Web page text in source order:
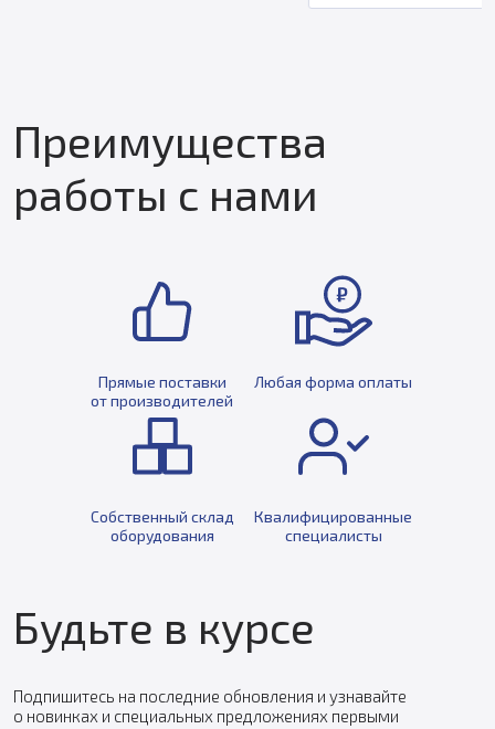
Преимущества
работы с нами
Прямые поставки
от производителей
Любая форма оплаты
Собственный склад
оборудования
Квалифицированные
специалисты
Будьте в курсе
Подпишитесь на последние обновления и узнавайте
о новинках и специальных предложениях первыми